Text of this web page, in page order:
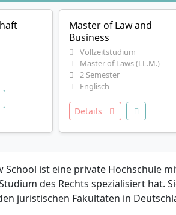
School ist eine private Hochschule
des Rechts spezialisiert hat.
juristischen Fakultäten in
Master of Law and
Business
Vollzeitstudium
Master of Laws (LL.M.)
2 Semester
Englisch
Details